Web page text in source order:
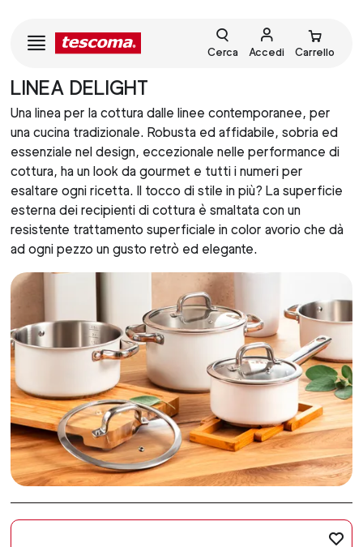
Cerca Accedi Carrello
LINEA DELIGHT
Una linea per la cottura dalle linee contemporanee, per
una cucina tradizionale. Robusta ed affidabile, sobria ed
essenziale nel design, eccezionale nelle performance di
cottura, ha un look da gourmet e tutti i numeri per
esaltare ogni ricetta. Il tocco di stile in più? La superficie
esterna dei recipienti di cottura è smaltata con un
resistente trattamento superficiale in color avorio che dà
ad ogni pezzo un gusto retrò ed elegante.